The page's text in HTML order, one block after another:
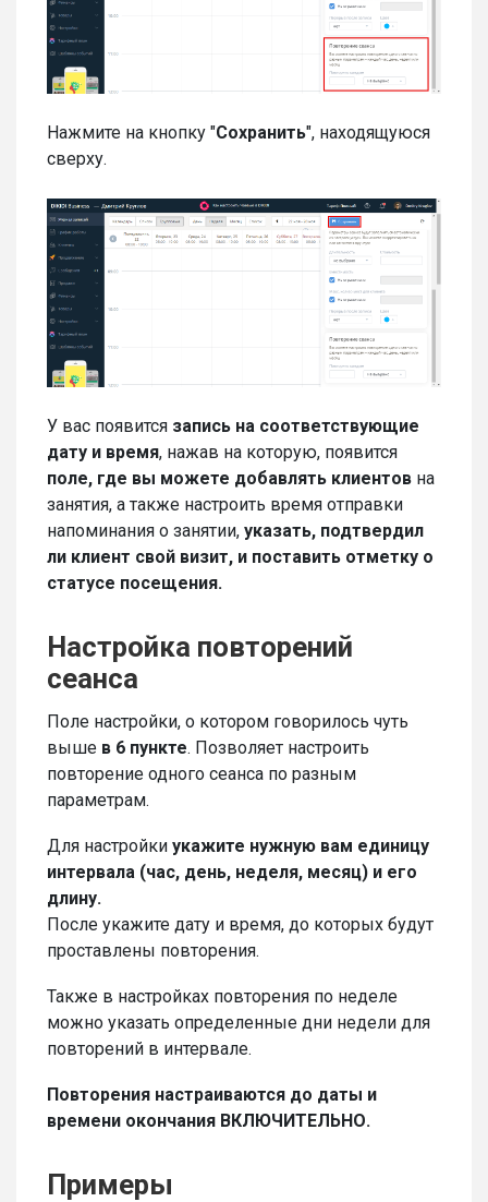
Нажмите на кнопку "Сохранить", находящуюся
сверху.
У вас появится запись на соответствующие
дату и время, нажав на которую, появится
поле, где вы можете добавлять клиентов на
занятия, а также настроить время отправки
напоминания о занятии, указать, подтвердил
ли клиент свой визит, и поставить отметку о
статусе посещения.
Настройка повторений
сеанса
Поле настройки, о котором говорилось чуть
выше в 6 пункте. Позволяет настроить
повторение одного сеанса по разным
параметрам.
Для настройки укажите нужную вам единицу
интервала (час, день, неделя, месяц) и его
длину.
После укажите дату и время, до которых будут
проставлены повторения.
Также в настройках повторения по неделе
можно указать определенные дни недели для
повторений в интервале.
Повторения настраиваются до даты и
времени окончания ВКЛЮЧИТЕЛЬНО.
Примеры